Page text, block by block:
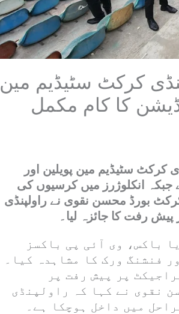
کرکٹ سٹیڈیم مین
کا کام مکمل
کرکٹ سٹیڈیم مین پویلین اور
جبکہ انکلوژرز میں کرسیوں کی
بورڈ محسن نقوی نے راولپنڈی
رفت کا جائزہ لیا۔
باکس، وی آئی پی باکسز
فنشنگ ورک کا مشاہدہ کیا۔
پر پیش رفت پر
نقوی نے کہا کہ راولپنڈی
میں داخل ہوچکا ہے۔